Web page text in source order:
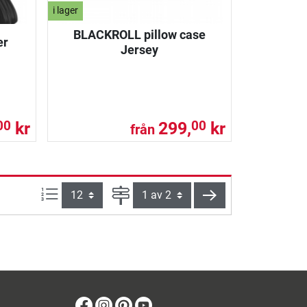
kr
i lager
BLACKROLL pillow case
Jersey
från 299,00 kr
produkter per sida:
Sida nästa